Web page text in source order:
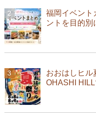
福岡イベント
ントを目的別
おおはしヒル
OHASHI